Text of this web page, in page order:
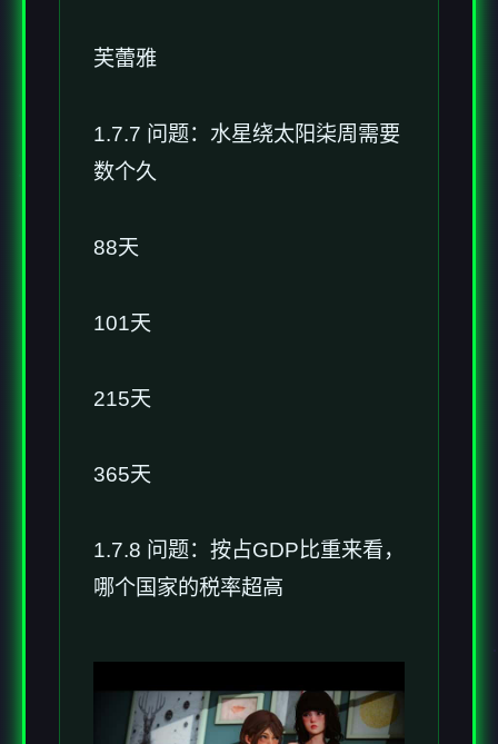
芙蕾雅
1.7.7 问题：水星绕太阳柒周需要
数个久
88天
101天
215天
365天
1.7.8 问题：按占GDP比重来看，
哪个国家的税率超高